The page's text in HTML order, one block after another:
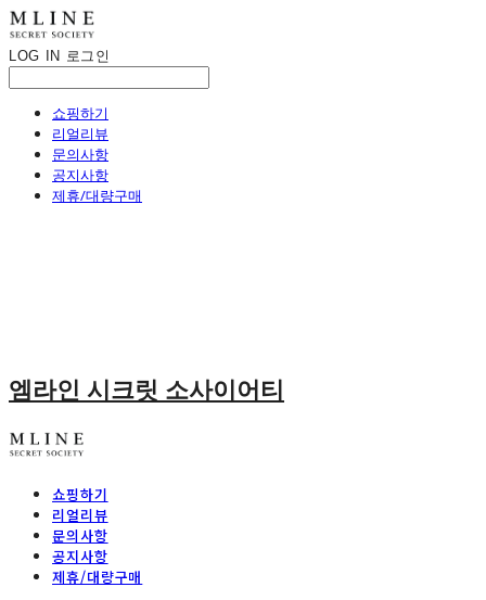
LOG IN 로그인
쇼핑하기
리얼리뷰
문의사항
공지사항
제휴/대량구매
엠라인 시크릿 소사이어티
쇼핑하기
리얼리뷰
문의사항
공지사항
제휴/대량구매